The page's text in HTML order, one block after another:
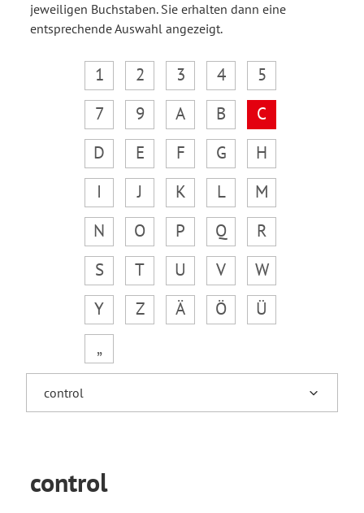
jeweiligen Buchstaben. Sie erhalten dann eine
entsprechende Auswahl angezeigt.
1 2 3 4
5
7
9 A B
C
D
E F G
H
I
J K L
M
N
O P Q
R
S
T U V
W
Y
Z Ä Ö
Ü
„
control